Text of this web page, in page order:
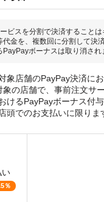
ビスを分割で決済すること
代金を、複数回に分割して決
PayPayボーナスは取り消され
象店舗のPayPay決済に
の店舗で、事前注文サ
けるPayPayボーナス付
頭でのお支払いに限りま
い
％